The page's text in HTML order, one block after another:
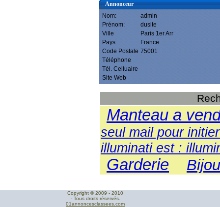
Annonceur
Nom:
admin
Prénom:
dusite
Ville
Paris 1er Arr
Pays
France
Code Postale 75001
Téléphone
Tél. Celluaire
Site Web
Manteau a
seul mail pour
illuminati est :
Garderie
Copyright © 2009 - 2010
- Tous droits réservés.
01annoncesclassees.com